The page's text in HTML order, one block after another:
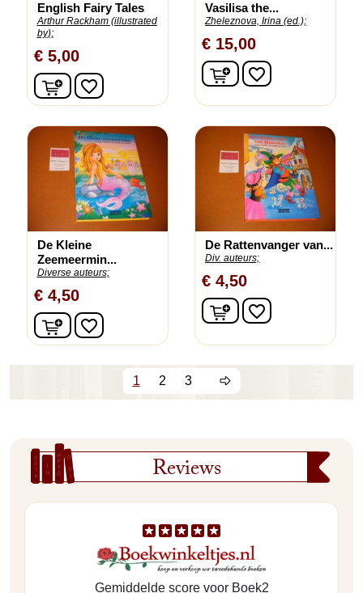
Reviews
Gemiddelde score voor Boek2
English Fairy Tales
Arthur Rackham (illustrated
by);
€ 5,00
In winkelwagen
favorite_border
Vasilisa the...
Zheleznova, Irina (ed.);
€ 15,00
In winkelwagen
favorite_border
De Kleine
Zeemeermin...
Diverse auteurs;
€ 4,50
In winkelwagen
favorite_border
De Rattenvanger van...
Div. auteurs;
€ 4,50
In winkelwagen
favorite_border
1 2 3